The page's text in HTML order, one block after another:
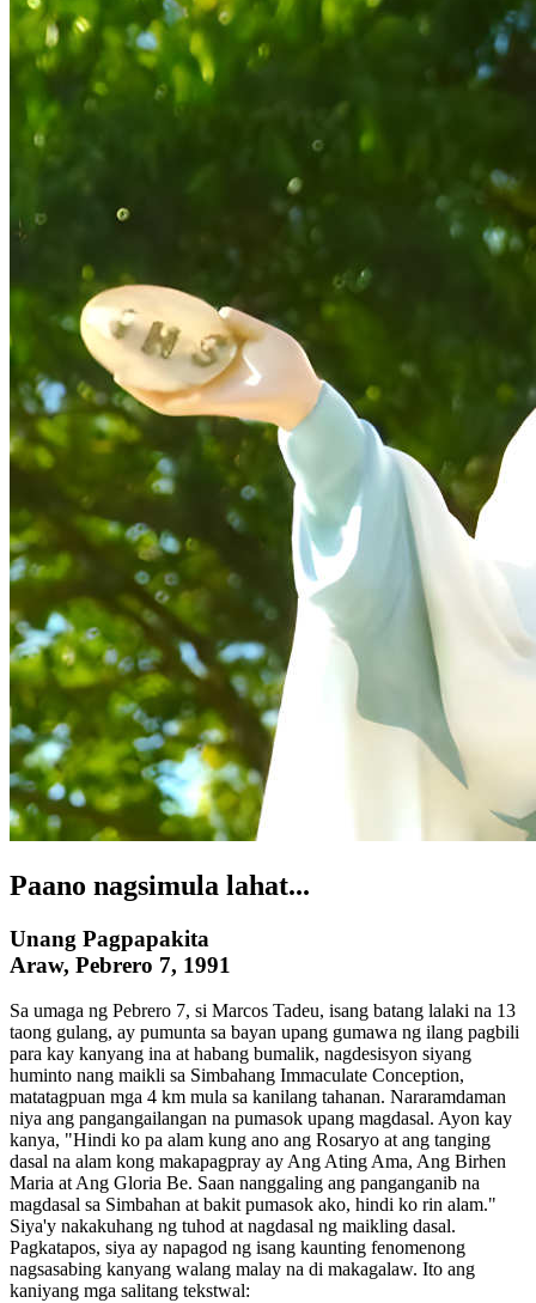
Paano nagsimula lahat...
Unang Pagpapakita
Araw, Pebrero 7, 1991
Sa umaga ng Pebrero 7, si Marcos Tadeu, isang batang lalaki na 13
taong gulang, ay pumunta sa bayan upang gumawa ng ilang pagbili
para kay kanyang ina at habang bumalik, nagdesisyon siyang
huminto nang maikli sa Simbahang Immaculate Conception,
matatagpuan mga 4 km mula sa kanilang tahanan. Nararamdaman
niya ang pangangailangan na pumasok upang magdasal. Ayon kay
kanya, "Hindi ko pa alam kung ano ang Rosaryo at ang tanging
dasal na alam kong makapagpray ay Ang Ating Ama, Ang Birhen
Maria at Ang Gloria Be. Saan nanggaling ang panganganib na
magdasal sa Simbahan at bakit pumasok ako, hindi ko rin alam."
Siya'y nakakuhang ng tuhod at nagdasal ng maikling dasal.
Pagkatapos, siya ay napagod ng isang kaunting fenomenong
nagsasabing kanyang walang malay na di makagalaw. Ito ang
kaniyang mga salitang tekstwal: